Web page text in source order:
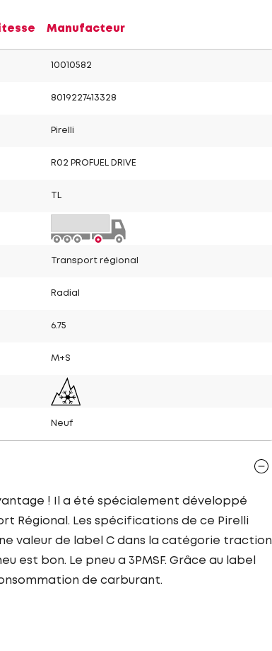
Manufacteur
10010582
8019227413328
Pirelli
R02 PROFUEL DRIVE
Transport régional
Radial
6.75
M+S
Neuf
! Il a été spécialement développé
Régional. Les spécifications de ce Pirelli
valeur de label C dans la catégorie traction
est bon. Le pneu a 3PMSF. Grâce au label
de carburant.